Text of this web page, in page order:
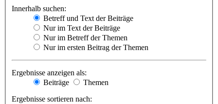
Innerhalb suchen:
Betreff und Text der Beiträge
Nur im Text der Beiträge
Nur im Betreff der Themen
Nur im ersten Beitrag der Themen
Ergebnisse anzeigen als:
Beiträge
Themen
Ergebnisse sortieren nach: